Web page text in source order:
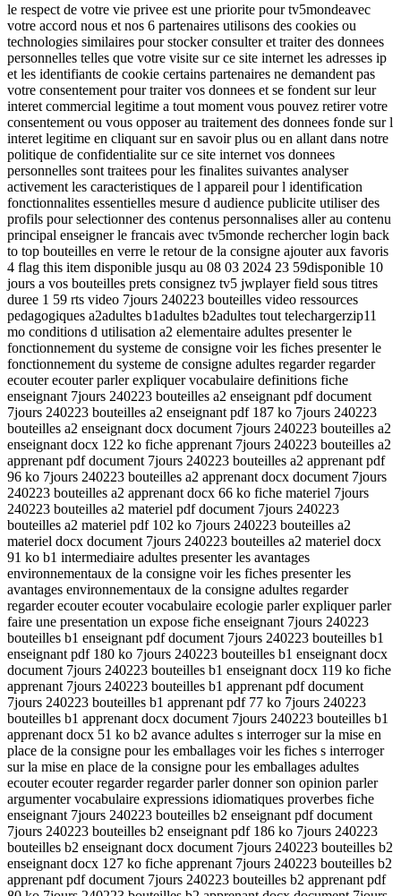
le respect de votre vie privee est une priorite pour tv5mondeavec
votre accord nous et nos 6 partenaires utilisons des cookies ou
technologies similaires pour stocker consulter et traiter des donnees
personnelles telles que votre visite sur ce site internet les adresses ip
et les identifiants de cookie certains partenaires ne demandent pas
votre consentement pour traiter vos donnees et se fondent sur leur
interet commercial legitime a tout moment vous pouvez retirer votre
consentement ou vous opposer au traitement des donnees fonde sur l
interet legitime en cliquant sur en savoir plus ou en allant dans notre
politique de confidentialite sur ce site internet vos donnees
personnelles sont traitees pour les finalites suivantes analyser
activement les caracteristiques de l appareil pour l identification
fonctionnalites essentielles mesure d audience publicite utiliser des
profils pour selectionner des contenus personnalises aller au contenu
principal enseigner le francais avec tv5monde rechercher login back
to top bouteilles en verre le retour de la consigne ajouter aux favoris
4 flag this item disponible jusqu au 08 03 2024 23 59disponible 10
jours a vos bouteilles prets consignez tv5 jwplayer field sous titres
duree 1 59 rts video 7jours 240223 bouteilles video ressources
pedagogiques a2adultes b1adultes b2adultes tout telechargerzip11
mo conditions d utilisation a2 elementaire adultes presenter le
fonctionnement du systeme de consigne voir les fiches presenter le
fonctionnement du systeme de consigne adultes regarder regarder
ecouter ecouter parler expliquer vocabulaire definitions fiche
enseignant 7jours 240223 bouteilles a2 enseignant pdf document
7jours 240223 bouteilles a2 enseignant pdf 187 ko 7jours 240223
bouteilles a2 enseignant docx document 7jours 240223 bouteilles a2
enseignant docx 122 ko fiche apprenant 7jours 240223 bouteilles a2
apprenant pdf document 7jours 240223 bouteilles a2 apprenant pdf
96 ko 7jours 240223 bouteilles a2 apprenant docx document 7jours
240223 bouteilles a2 apprenant docx 66 ko fiche materiel 7jours
240223 bouteilles a2 materiel pdf document 7jours 240223
bouteilles a2 materiel pdf 102 ko 7jours 240223 bouteilles a2
materiel docx document 7jours 240223 bouteilles a2 materiel docx
91 ko b1 intermediaire adultes presenter les avantages
environnementaux de la consigne voir les fiches presenter les
avantages environnementaux de la consigne adultes regarder
regarder ecouter ecouter vocabulaire ecologie parler expliquer parler
faire une presentation un expose fiche enseignant 7jours 240223
bouteilles b1 enseignant pdf document 7jours 240223 bouteilles b1
enseignant pdf 180 ko 7jours 240223 bouteilles b1 enseignant docx
document 7jours 240223 bouteilles b1 enseignant docx 119 ko fiche
apprenant 7jours 240223 bouteilles b1 apprenant pdf document
7jours 240223 bouteilles b1 apprenant pdf 77 ko 7jours 240223
bouteilles b1 apprenant docx document 7jours 240223 bouteilles b1
apprenant docx 51 ko b2 avance adultes s interroger sur la mise en
place de la consigne pour les emballages voir les fiches s interroger
sur la mise en place de la consigne pour les emballages adultes
ecouter ecouter regarder regarder parler donner son opinion parler
argumenter vocabulaire expressions idiomatiques proverbes fiche
enseignant 7jours 240223 bouteilles b2 enseignant pdf document
7jours 240223 bouteilles b2 enseignant pdf 186 ko 7jours 240223
bouteilles b2 enseignant docx document 7jours 240223 bouteilles b2
enseignant docx 127 ko fiche apprenant 7jours 240223 bouteilles b2
apprenant pdf document 7jours 240223 bouteilles b2 apprenant pdf